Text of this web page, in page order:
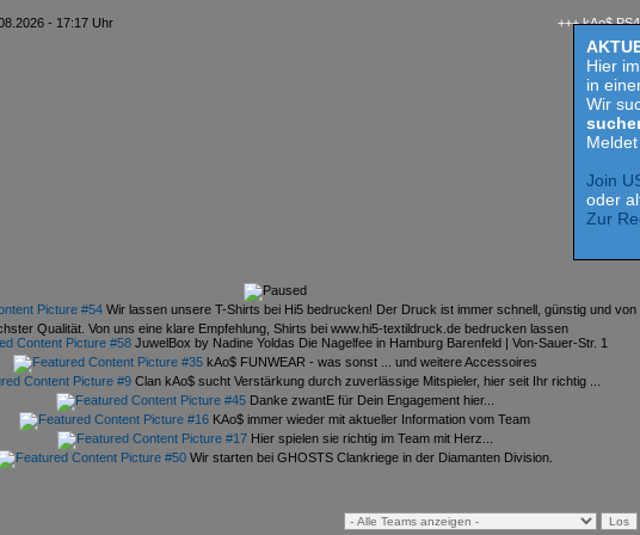
Hier
in
Wir
Join
oder
Zur
- 17:17 Uhr +++ kAo$ PS4/5
Wir lassen unsere T-Shirts bei Hi5 bedrucken! Der Druck ist immer schnell, günstig und von
Qualität. Von uns eine klare Empfehlung, Shirts bei www.hi5-textildruck.de bedrucken lassen
JuwelBox by Nadine Yoldas Die Nagelfee in Hamburg Barenfeld | Von-Sauer-Str. 1
kAo$ FUNWEAR - was sonst ... und weitere Accessoires
Clan kAo$ sucht Verstärkung durch zuverlässige Mitspieler, hier seit Ihr richtig ...
Danke zwantE für Dein Engagement hier...
KAo$ immer wieder mit aktueller Information vom Team
Hier spielen sie richtig im Team mit Herz...
Wir starten bei GHOSTS Clankriege in der Diamanten Division.